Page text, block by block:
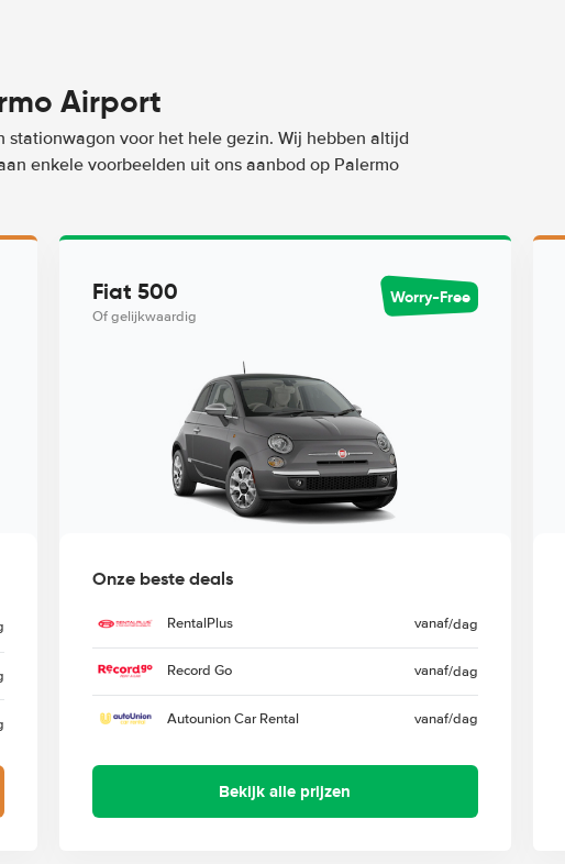
Airport
voor het hele gezin. Wij hebben altijd
enkele voorbeelden uit ons aanbod op Palermo
Fiat 500
Of gelijkwaardig
Worry-Free
Onze beste deals
RentalPlus vanaf/dag
Record Go vanaf/dag
Autounion Car Rental vanaf/dag
Bekijk alle prijzen